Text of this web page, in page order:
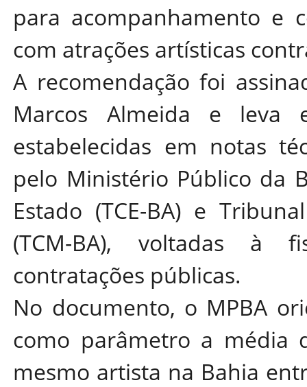
para acompanhamento e
com atrações artísticas
A recomendação foi
Marcos Almeida e leva
estabelecidas em notas
pelo Ministério Público da
Estado (TCE-BA) e
(TCM-BA), voltadas à
contratações públicas.
No documento, o MPBA
como parâmetro a média
mesmo artista na Bahia